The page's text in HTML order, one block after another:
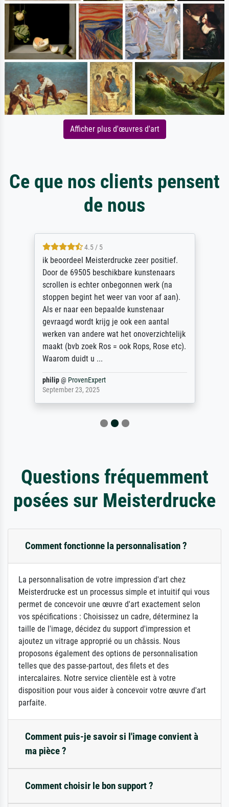
Afficher plus d'œuvres d'art
Ce que nos clients pensent
de nous
4.5 / 5
ik beoordeel Meisterdrucke zeer positief.
Door de 69505 beschikbare kunstenaars
scrollen is echter onbegonnen werk (na
stoppen begint het weer van voor af aan).
Als er naar een bepaalde kunstenaar
gevraagd wordt krijg je ook een aantal
werken van andere wat het onoverzichtelijk
maakt (bvb zoek Ros = ook Rops, Rose etc).
Waarom duidt u ...
philip@ ProvenExpert
September 23, 2025
Questions fréquemment
posées sur Meisterdrucke
Comment fonctionne la personnalisation ?
La personnalisation de votre impression d'art chez
Meisterdrucke est un processus simple et intuitif qui vous
permet de concevoir une œuvre d'art exactement selon
vos spécifications : Choisissez un cadre, déterminez la
taille de l'image, décidez du support d'impression et
ajoutez un vitrage approprié ou un châssis. Nous
proposons également des options de personnalisation
telles que des passe-partout, des filets et des
intercalaires. Notre service clientèle est à votre
disposition pour vous aider à concevoir votre œuvre d'art
parfaite.
Comment puis-je savoir si l'image convient à
ma pièce ?
Comment choisir le bon support ?